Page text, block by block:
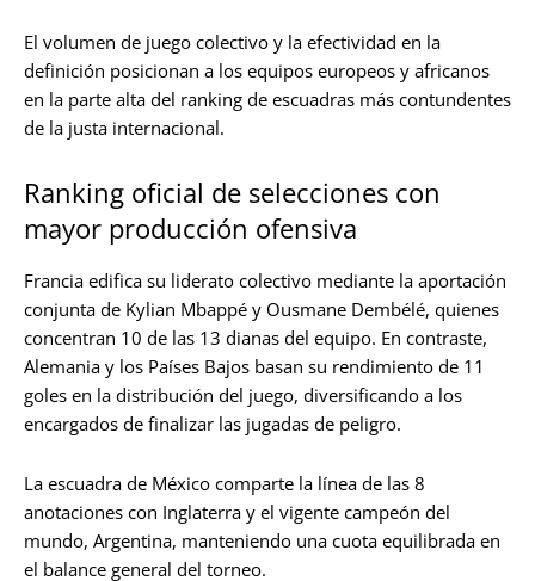
El volumen de juego colectivo y la efectividad en la
definición posicionan a los equipos europeos y africanos
en la parte alta del ranking de escuadras más contundentes
de la justa internacional.
Ranking oficial de selecciones con
mayor producción ofensiva
Francia edifica su liderato colectivo mediante la aportación
conjunta de Kylian Mbappé y Ousmane Dembélé, quienes
concentran 10 de las 13 dianas del equipo. En contraste,
Alemania y los Países Bajos basan su rendimiento de 11
goles en la distribución del juego, diversificando a los
encargados de finalizar las jugadas de peligro.
La escuadra de México comparte la línea de las 8
anotaciones con Inglaterra y el vigente campeón del
mundo, Argentina, manteniendo una cuota equilibrada en
el balance general del torneo.